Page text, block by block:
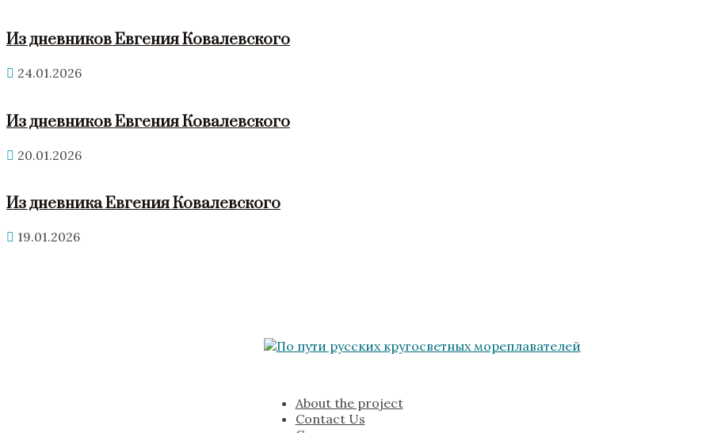
Из дневников Евгения Ковалевского
24.01.2026
Из дневников Евгения Ковалевского
20.01.2026
Из дневника Евгения Ковалевского
19.01.2026
About the project
Contact Us